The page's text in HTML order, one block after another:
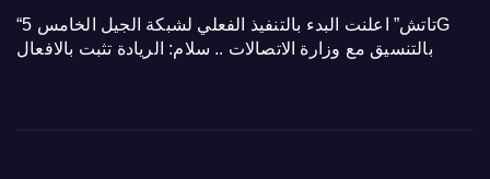
“تاتش” اعلنت البدء بالتنفيذ الفعلي لشبكة الجيل الخامس 5G
بالتنسيق مع وزارة الاتصالات .. سلام: الريادة تثبت بالافعال